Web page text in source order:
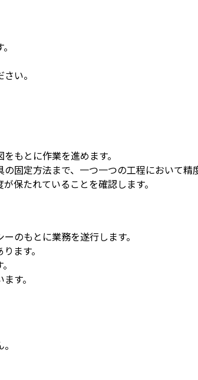
い。
もとに作業を進めます。
固定方法まで、一つ一つの工程において精
保たれていることを確認します。
のもとに業務を遂行します。
ます。
す。